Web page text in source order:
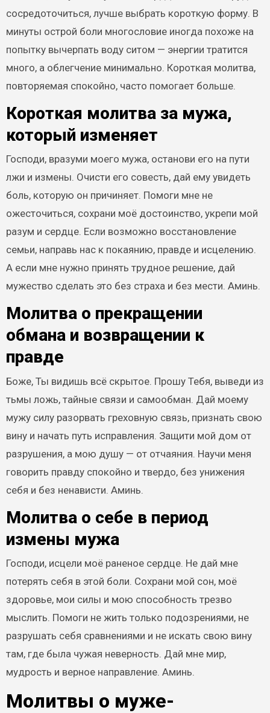
сосредоточиться, лучше выбрать короткую форму. В
минуты острой боли многословие иногда похоже на
попытку вычерпать воду ситом — энергии тратится
много, а облегчение минимально. Короткая молитва,
повторяемая спокойно, часто помогает больше.
Короткая молитва за мужа,
который изменяет
Господи, вразуми моего мужа, останови его на пути
лжи и измены. Очисти его совесть, дай ему увидеть
боль, которую он причиняет. Помоги мне не
ожесточиться, сохрани моё достоинство, укрепи мой
разум и сердце. Если возможно восстановление
семьи, направь нас к покаянию, правде и исцелению.
А если мне нужно принять трудное решение, дай
мужество сделать это без страха и без мести. Аминь.
Молитва о прекращении
обмана и возвращении к
правде
Боже, Ты видишь всё скрытое. Прошу Тебя, выведи из
тьмы ложь, тайные связи и самообман. Дай моему
мужу силу разорвать греховную связь, признать свою
вину и начать путь исправления. Защити мой дом от
разрушения, а мою душу — от отчаяния. Научи меня
говорить правду спокойно и твердо, без унижения
себя и без ненависти. Аминь.
Молитва о себе в период
измены мужа
Господи, исцели моё раненое сердце. Не дай мне
потерять себя в этой боли. Сохрани мой сон, моё
здоровье, мои силы и мою способность трезво
мыслить. Помоги не жить только подозрениями, не
разрушать себя сравнениями и не искать свою вину
там, где была чужая неверность. Дай мне мир,
мудрость и верное направление. Аминь.
Молитвы о муже-